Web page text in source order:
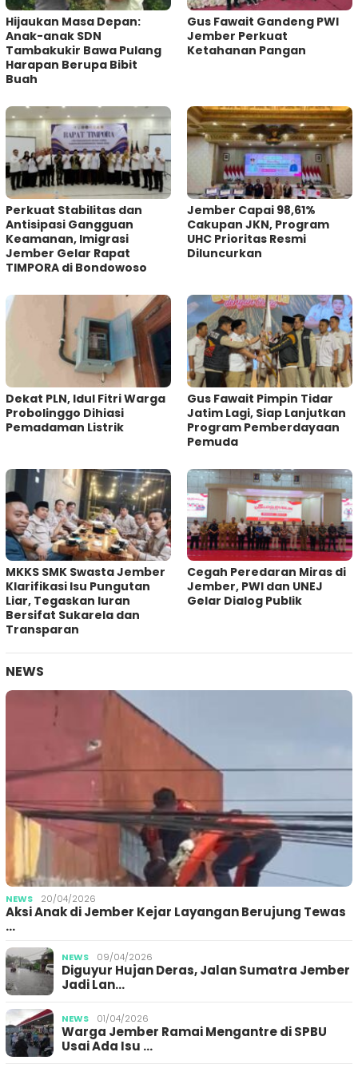
Hijaukan Masa Depan:
Anak-anak SDN
Tambakukir Bawa Pulang
Harapan Berupa Bibit
Buah
Gus Fawait Gandeng PWI
Jember Perkuat
Ketahanan Pangan
Perkuat Stabilitas dan
Antisipasi Gangguan
Keamanan, Imigrasi
Jember Gelar Rapat
TIMPORA di Bondowoso
Jember Capai 98,61%
Cakupan JKN, Program
UHC Prioritas Resmi
Diluncurkan
Dekat PLN, Idul Fitri Warga
Probolinggo Dihiasi
Pemadaman Listrik
Gus Fawait Pimpin Tidar
Jatim Lagi, Siap Lanjutkan
Program Pemberdayaan
Pemuda
MKKS SMK Swasta Jember
Klarifikasi Isu Pungutan
Liar, Tegaskan Iuran
Bersifat Sukarela dan
Transparan
Cegah Peredaran Miras di
Jember, PWI dan UNEJ
Gelar Dialog Publik
NEWS
NEWS 20/04/2026
Aksi Anak di Jember Kejar Layangan Berujung Tewas
…
NEWS 09/04/2026
Diguyur Hujan Deras, Jalan Sumatra Jember
Jadi Lan…
NEWS 01/04/2026
Warga Jember Ramai Mengantre di SPBU
Usai Ada Isu …